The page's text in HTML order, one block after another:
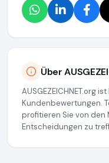
Über
AUSGEZEICHNET.org
Kundenbewertungen.
profitieren Sie von den
Entscheidungen zu